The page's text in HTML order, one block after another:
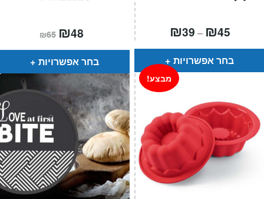
₪65 המחיר
המקורי
היה:
₪65.
₪48
הוא:
בחר אפשרויות
₪39 – ₪45טווח
מחירים:
⁦₪39⁩
עד
בחר אפשרויות
מבצע!